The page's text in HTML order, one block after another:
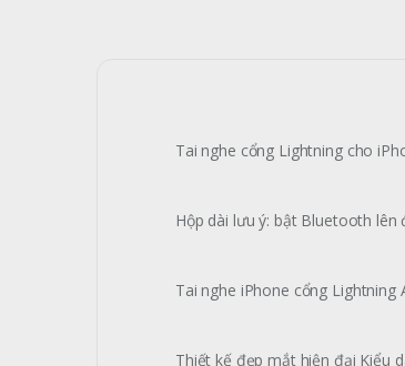
Tai nghe cổng Lightning cho
Hộp dài lưu ý: bật Bluetooth lên
Tai nghe iPhone cổng Lightning
Thiết kế đẹp mắt hiện đại Kiểu